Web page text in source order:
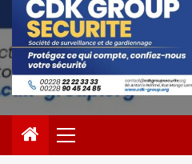
Primary
Menu